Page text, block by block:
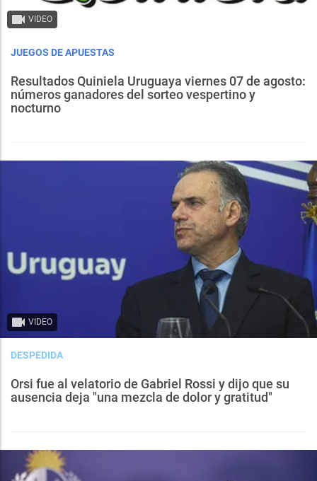
VIDEO
JUEGOS DE APUESTAS
Resultados Quiniela Uruguaya viernes 07 de agosto:
números ganadores del sorteo vespertino y
nocturno
VIDEO
DESPEDIDA
Orsi fue al velatorio de Gabriel Rossi y dijo que su
ausencia deja "una mezcla de dolor y gratitud"